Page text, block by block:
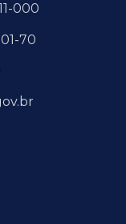
000
70